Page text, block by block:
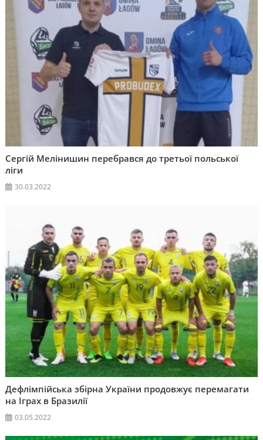
Сергій Мелінишин перебрався до третьої польської
ліги
30.03.2022
Дефлімпійська збірна України продовжує перемагати
на Іграх в Бразилії
03.05.2022